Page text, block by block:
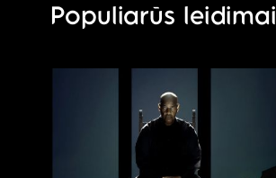
Populiarūs leidimai